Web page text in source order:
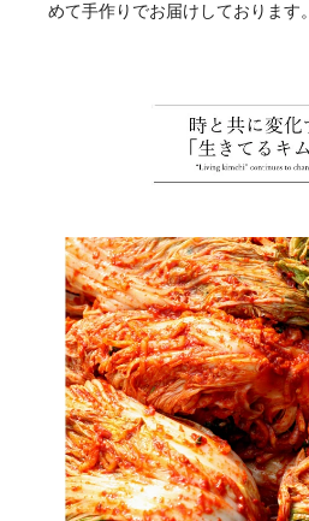
めて手作りでお届けしております。